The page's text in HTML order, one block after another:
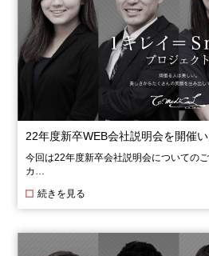
22年度新卒WEB会社説明会を開催い
今回は22年度新卒会社説明会についての
カ…
続きを見る